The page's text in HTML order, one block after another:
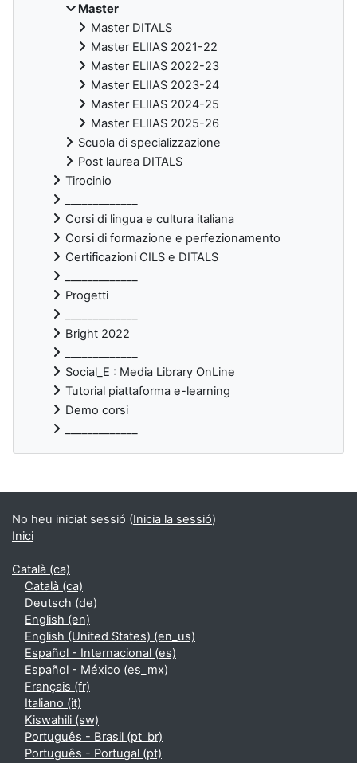
Master
Master DITALS
Master ELIIAS 2021-22
Master ELIIAS 2022-23
Master ELIIAS 2023-24
Master ELIIAS 2024-25
Master ELIIAS 2025-26
Scuola di specializzazione
Post laurea DITALS
Tirocinio
Corsi di lingua e cultura italiana
Corsi di formazione e perfezionamento
Certificazioni CILS e DITALS
Progetti
Bright 2022
Social_E : Media Library OnLine
Tutorial piattaforma e-learning
Demo corsi
Blocs suplementaris
No heu iniciat sessió (Inicia la sessió)
Inici
Català ‎(ca)‎
Català ‎(ca)‎
Deutsch ‎(de)‎
English ‎(en)‎
English (United States) ‎(en_us)‎
Español - Internacional ‎(es)‎
Español - México ‎(es_mx)‎
Français ‎(fr)‎
Italiano ‎(it)‎
Kiswahili ‎(sw)‎
Português - Brasil ‎(pt_br)‎
Português - Portugal ‎(pt)‎